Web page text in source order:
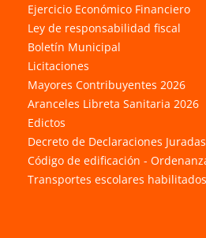
Ejercicio Económico Financiero
Ley de responsabilidad fiscal
Boletín Municipal
Licitaciones
Mayores Contribuyentes 2026
Aranceles Libreta Sanitaria 2026
Edictos
Decreto de Declaraciones
Código de edificación -
Transportes escolares habilitados